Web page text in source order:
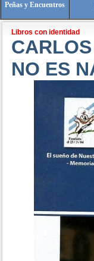
Peñas y Encuentros
Libros con identidad
NO ES